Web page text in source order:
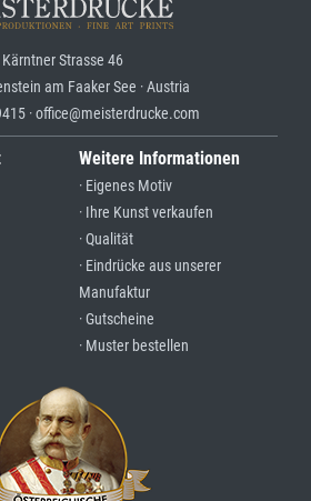
Kärntner Strasse 46
am Faaker See · Austria
· office@meisterdrucke.com
Weitere Informationen
· Eigenes Motiv
· Ihre Kunst verkaufen
· Qualität
· Eindrücke aus unserer
Manufaktur
· Gutscheine
· Muster bestellen